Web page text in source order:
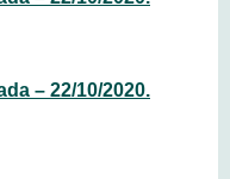
– 22/10/2020.